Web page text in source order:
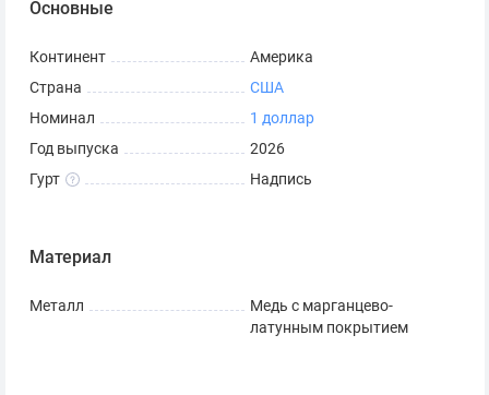
Основные
Континент
Америка
Страна
США
Номинал
1 доллар
Год выпуска
2026
Гурт
Надпись
Материал
Металл
Медь с марганцево-
латунным покрытием